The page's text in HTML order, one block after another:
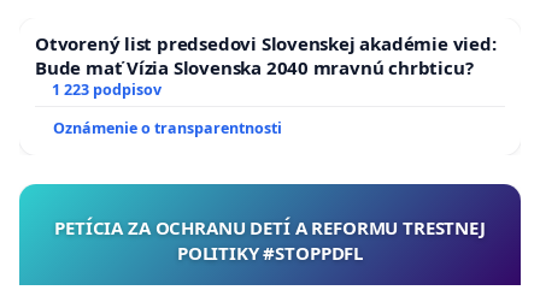
Otvorený list predsedovi Slovenskej akadémie vied:
Bude mať Vízia Slovenska 2040 mravnú chrbticu?
1 223 podpisov
Oznámenie o transparentnosti
PETÍCIA ZA OCHRANU DETÍ A REFORMU TRESTNEJ
POLITIKY #STOPPDFL